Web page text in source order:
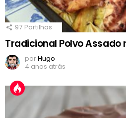
97 Partilhas
Tradicional Polvo Assado
porHugo
4 anos atrás